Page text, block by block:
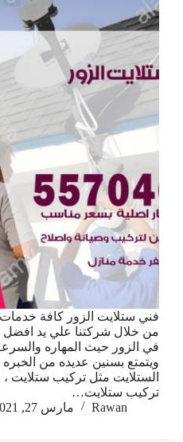
فني ستلايت الزور كافة
من خلال شركتنا علي يد
في الزور حيث المهاره
ويتمتع بسنين عديده من
الستلايت مثل تركيب ستلايت ،
تركيب ستلايت…
Rawan
مارس 27, 2021